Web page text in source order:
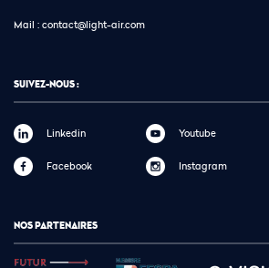
Mail : contact@light-air.com
SUIVEZ-NOUS :
Linkedin
Facebook
Youtube
Instagram
NOS PARTENAIRES